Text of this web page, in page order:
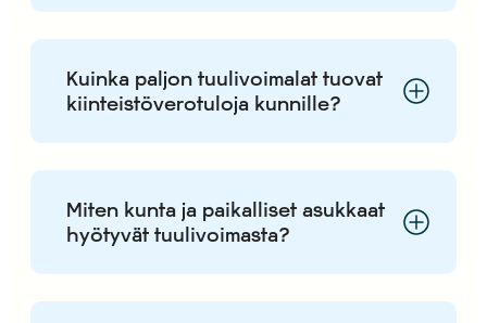
Kuinka paljon tuulivoimalat tuovat
kiinteistöverotuloja kunnille?
Miten kunta ja paikalliset asukkaat
hyötyvät tuulivoimasta?